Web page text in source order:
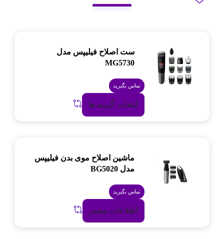
ست اصلاح فیلیپس مدل
MG5730
تماس بگیرید
انتخاب گزینه ها
ماشین اصلاح موی بدن فیلیپس
مدل BG5020
تماس بگیرید
اطلاعات بیشتر